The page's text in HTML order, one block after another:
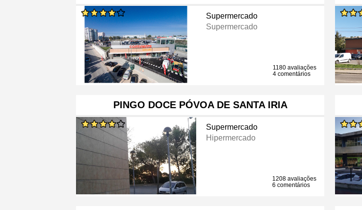
Supermercado
Supermercado
1180 avaliações
4 comentários
PINGO DOCE PÓVOA DE SANTA IRIA
Supermercado
Hipermercado
1208 avaliações
6 comentários